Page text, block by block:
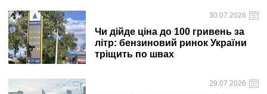
30.07.2026
Чи дійде ціна до 100 гривень за
літр: бензиновий ринок України
тріщить по швах
29.07.2026